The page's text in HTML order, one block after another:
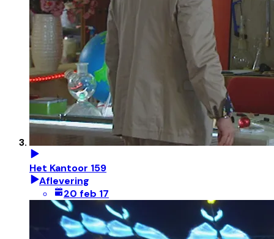
Het Kantoor 159
Aflevering
20 feb 17